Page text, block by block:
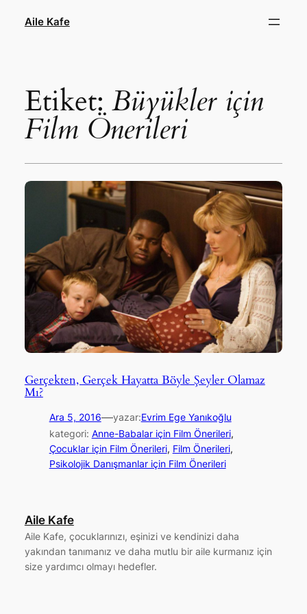
Aile Kafe
Etiket: Büyükler için
Film Önerileri
Gerçekten, Gerçek Hayatta Böyle Şeyler Olamaz
Mı?
Ara 5, 2016—yazar:Evrim Ege Yanıkoğlu
kategori: Anne-Babalar için Film Önerileri
Çocuklar için Film Önerileri, Film Önerileri
Psikolojik Danışmanlar için Film Önerileri
Aile Kafe
Aile Kafe, çocuklarınızı, eşinizi ve kendinizi daha
yakından tanımanız ve daha mutlu bir aile kurmanız için
size yardımcı olmayı hedefler.